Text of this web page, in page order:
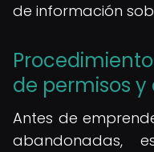
de información
de permisos
Antes de
abandonadas,